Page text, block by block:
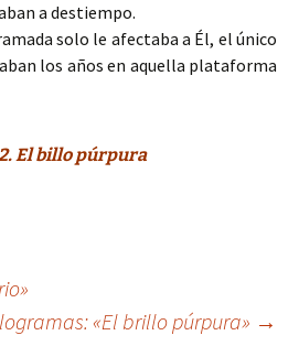
a destiempo.
solo le afectaba a Él, el único
los años en aquella plataforma
El billo púrpura
«El brillo púrpura» →